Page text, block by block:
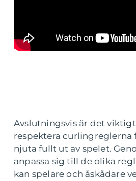
Avslutningsvis är det
respektera curlingreglerna
njuta fullt ut av spelet.
anpassa sig till de olika
kan spelare och åskådare